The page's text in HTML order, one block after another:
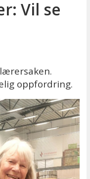
Vil se
oppfordring.